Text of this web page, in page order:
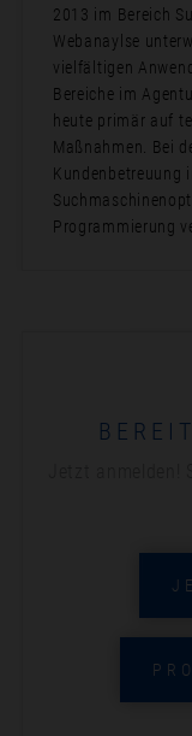
2013 im Bereich
Webanaylse
vielfältigen
Bereiche im
heute primär auf
Maßnahmen. Bei
Kundenbetreuung
Programmierung